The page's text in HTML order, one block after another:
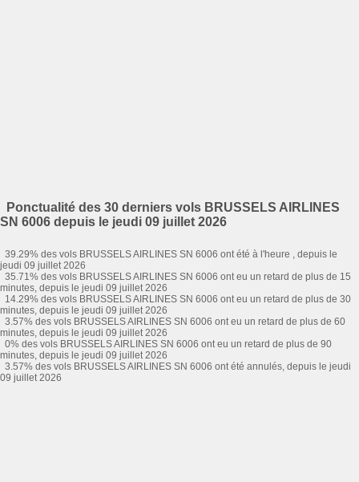
Ponctualité des 30 derniers vols BRUSSELS AIRLINES
SN 6006 depuis le jeudi 09 juillet 2026
39.29% des vols BRUSSELS AIRLINES SN 6006 ont été à l'heure , depuis le
jeudi 09 juillet 2026
35.71% des vols BRUSSELS AIRLINES SN 6006 ont eu un retard de plus de 15
minutes, depuis le jeudi 09 juillet 2026
14.29% des vols BRUSSELS AIRLINES SN 6006 ont eu un retard de plus de 30
minutes, depuis le jeudi 09 juillet 2026
3.57% des vols BRUSSELS AIRLINES SN 6006 ont eu un retard de plus de 60
minutes, depuis le jeudi 09 juillet 2026
0% des vols BRUSSELS AIRLINES SN 6006 ont eu un retard de plus de 90
minutes, depuis le jeudi 09 juillet 2026
3.57% des vols BRUSSELS AIRLINES SN 6006 ont été annulés, depuis le jeudi
09 juillet 2026